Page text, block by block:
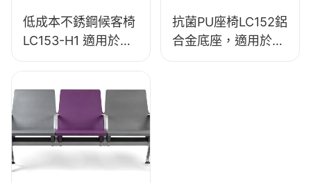
低成本不銹鋼候客椅
LC153-H1 適用於各
種公共場所
抗菌PU座椅LC152鋁
合金底座，適用於候
客區